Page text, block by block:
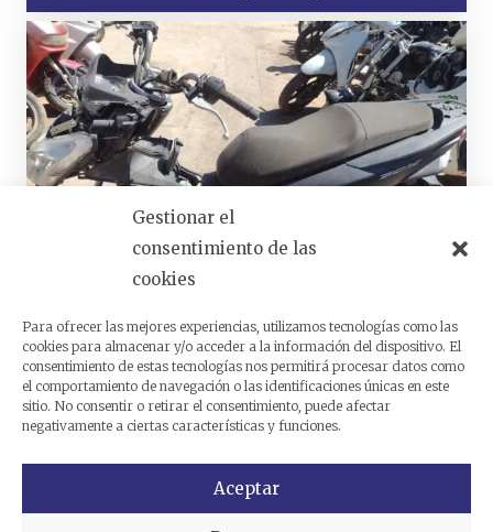
Gestionar el
consentimiento de las
cookies
Para ofrecer las mejores experiencias, utilizamos tecnologías como las
cookies para almacenar y/o acceder a la información del dispositivo. El
consentimiento de estas tecnologías nos permitirá procesar datos como
el comportamiento de navegación o las identificaciones únicas en este
sitio. No consentir o retirar el consentimiento, puede afectar
negativamente a ciertas características y funciones.
Aceptar
HONDA PCX 125 del 2018
2.600 KMS
Ver vehículo para despiece